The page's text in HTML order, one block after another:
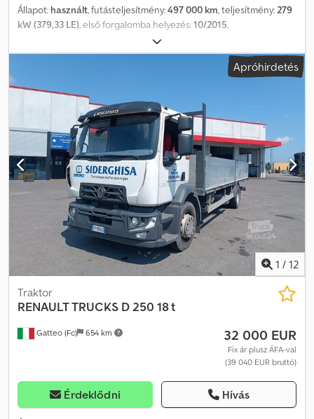
Állapot: használt, futásteljesítmény:497 000 km, teljesítmény:279
kW (379,33 LE), első forgalomba helyezés:10/2015,
, össztömeg:
3 tengely, fékek:retarder, szín:fehér, hajtástípus:automata,
2 450 mm,
raktérmagasság:
daru, légkondicionálás
, Renault T 380 Plató: 6,80 m + DARU +
TÁVIRÁNYÍTÓ BALESETMENTES JÓ ÁLLAPOTBAN! • GYÁRTÁSI ÉV:
2015 • FUTÁSTELJESÍTMÉNY: 497 000 km FELSZERELTSÉG: • ABS
Dodpfxjzp A Sfo Abuekr • KÖZPONTI ZÁR • ELEKTROMOS ABLAKOK
• ELEKTROMOS TÜKRÖK • SZERVOKORMÁNY • TACHOGRAPH
PLATÓ: 680 x 245 x 90 cm (H x Sz x M) TEHERHORDÓKÉPESSÉG: 13
000 kg TELJES TÖMEG: 26 000 kg TENGELYTÁV: 480/136 cm GUMI
MÉRET: 315/70R22,5 ELSŐ: RUGÓS HÁTSÓ: LÉGRUGÓS DARU: HIAB
144 BS - 2 HIDUO + TÁVIRÁNYÍTÓ TEL: KUBA – lengyel, angol,
német, olasz SEBASTIAN – lengyel, német, olasz LÁSZLÓ – magyar
COSTEL – román (románul elintézzük az exporttal kapcsolatos
összes formalitást, beleértve a szükséges dokumentumokat)
RADEK – ? : 0875
Apróhirdetés
1 / 12
Gatteo (Fc) 654 km
Traktor
RENAULT TRUCKS D 250 18 t
32 000 EUR
Fix ár plusz ÁFA-val
(39 040 EUR bruttó)
Érdeklődni Hívás